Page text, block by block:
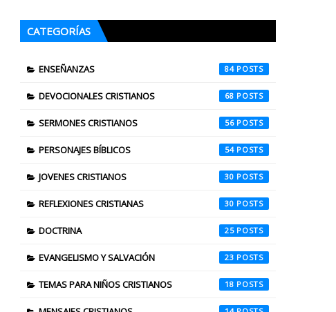
CATEGORÍAS
ENSEÑANZAS 84
DEVOCIONALES CRISTIANOS 68
SERMONES CRISTIANOS 56
PERSONAJES BÍBLICOS 54
JOVENES CRISTIANOS 30
REFLEXIONES CRISTIANAS 30
DOCTRINA 25
EVANGELISMO Y SALVACIÓN 23
TEMAS PARA NIÑOS CRISTIANOS 18